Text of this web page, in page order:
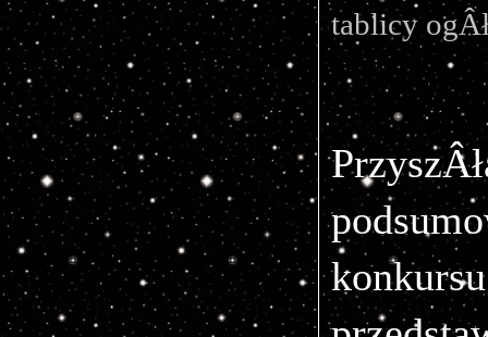
tablicy